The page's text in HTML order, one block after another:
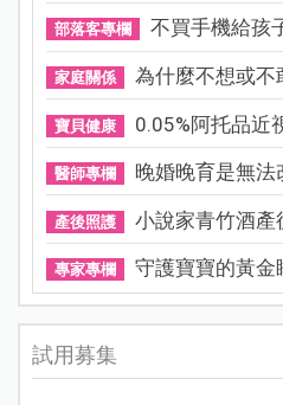
部落客專欄 不買手機給孩
家庭關係 為什麼不想或不
寶貝健康 0.05%阿托品近
醫師專欄 晚婚晚育是無法
產後照護 小說家青竹酒產
專家專欄 守護寶寶的黃金
試用募集